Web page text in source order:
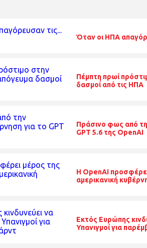
Όταν οι ΗΠΑ
Πέμπτη πρωί
δασμοί από τις ΗΠΑ
Πράσινο φως από
GPT 5.6 της OpenAI
Η OpenAI
αμερικανική
Εκτός Ευρώπης
Υπανιγμοί για